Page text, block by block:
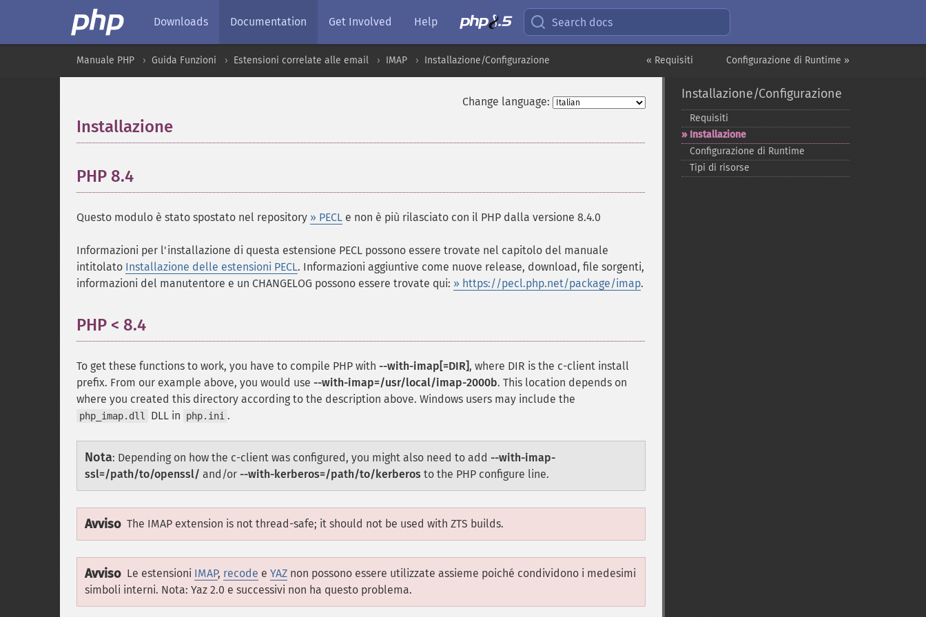
Downloads Documentation Get Involved Help Search docs
Configurazione di Runtime »
« Requisiti
Manuale PHP Guida Funzioni Estensioni correlate alle email IMAP Installazione/Configurazione
Change language:
Installazione
PHP 8.4
Questo modulo è stato spostato nel repository » PECL e non è più rilasciato con il PHP dalla versione 8.4.0
Informazioni per l'installazione di questa estensione PECL possono essere trovate nel capitolo del manuale
intitolato Installazione delle estensioni PECL. Informazioni aggiuntive come nuove release, download, file sorgenti,
informazioni del manutentore e un CHANGELOG possono essere trovate qui: » https://pecl.php.net/package/imap.
PHP < 8.4
To get these functions to work, you have to compile PHP with --with-imap[=DIR], where DIR is the c-client install
prefix. From our example above, you would use --with-imap=/usr/local/imap-2000b. This location depends on
where you created this directory according to the description above. Windows users may include the
php_imap.dll DLL in php.ini .
Nota: Depending on how the c-client was configured, you might also need to add --with-imap-
ssl=/path/to/openssl/ and/or --with-kerberos=/path/to/kerberos to the PHP configure line.
Avviso The IMAP extension is not thread-safe; it should not be used with ZTS builds.
Avviso Le estensioni IMAP, recode e YAZ non possono essere utilizzate assieme poiché condividono i medesimi
simboli interni. Nota: Yaz 2.0 e successivi non ha questo problema.
Installazione/Configurazione
Requisiti
Installazione
Configurazione di Runtime
Tipi di risorse